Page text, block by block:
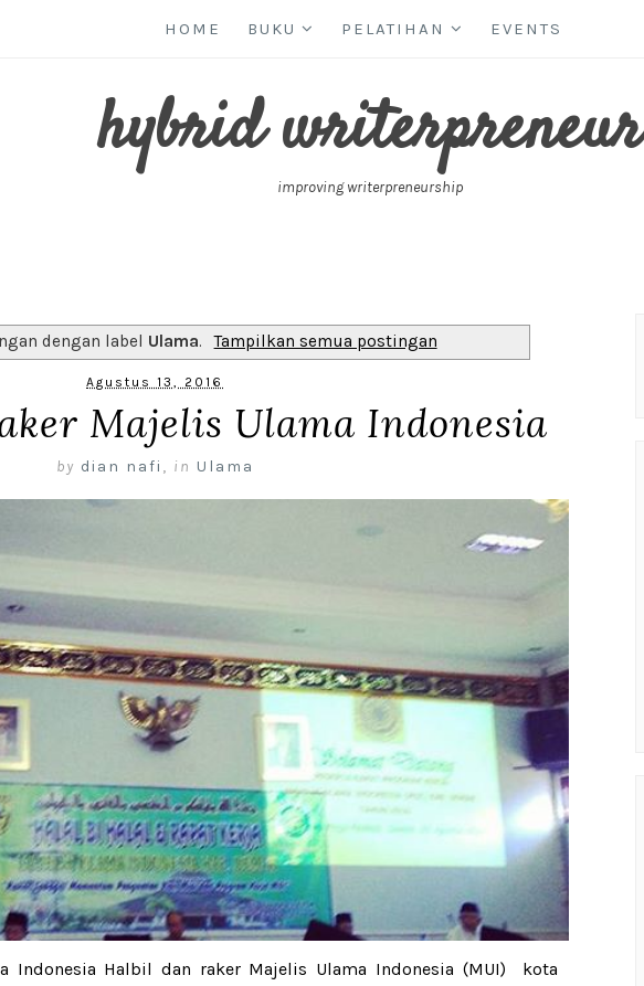
HOME BUKU PELATIHAN EVENTS
hybrid writerpreneur
improving writerpreneurship
dengan label Ulama. Tampilkan semua postingan
Agustus 13, 2016
Majelis Ulama Indonesia
by dian nafi , in Ulama
Indonesia Halbil dan raker Majelis Ulama Indonesia (MUI) kota